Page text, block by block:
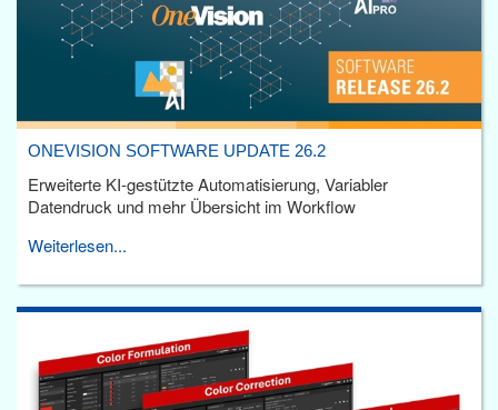
ONEVISION SOFTWARE UPDATE 26.2
Erweiterte KI-gestützte Automatisierung, Variabler
Datendruck und mehr Übersicht im Workflow
Weiterlesen...